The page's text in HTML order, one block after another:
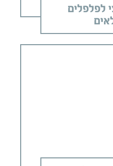
לפלפלים